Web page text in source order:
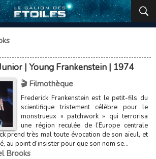
| Young Frankenstein | 1974
🎬 Filmothèque
Frederick Frankenstein est le petit-fils du
scientifique tristement célèbre pour le
monstrueux « patchwork » qui terrorisa
une région reculée de l’Europe centrale
prend très mal toute évocation de son aïeul, et
au point d’insister pour que son nom se...
Brooks